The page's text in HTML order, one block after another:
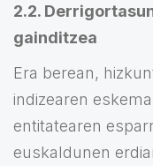
2.2.
gainditzea
Era berean,
indizearen
entitatearen
euskaldunen